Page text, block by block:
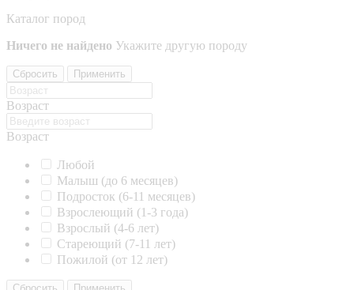
Каталог пород
Ничего не найдено Укажите другую породу
Сбросить Применить
Возраст
Возраст
Любой
Малыш (до 6 месяцев)
Подросток (6-11 месяцев)
Взрослеющий (1-3 года)
Взрослый (4-6 лет)
Стареющий (7-11 лет)
Пожилой (от 12 лет)